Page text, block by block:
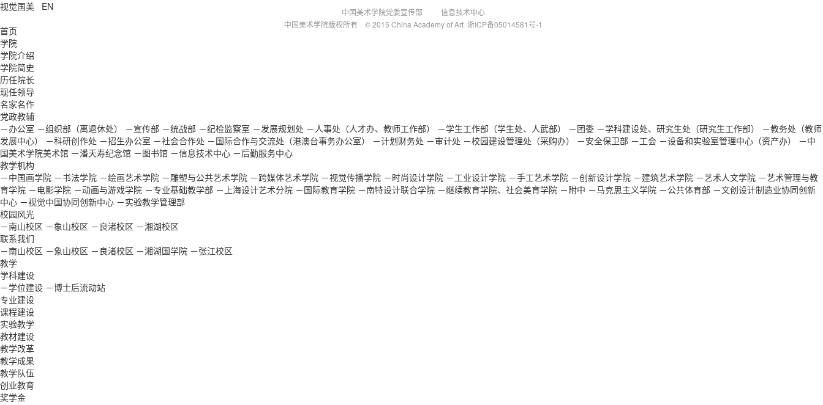
视觉国美
EN
首页
学院
学院介绍
学院简史
历任院长
现任领导
名家名作
党政教辅
－办公室 －组织部（离退休处） －宣传部 －统战部 －纪检监察室 －发展规划处 －人事处（人才办、教师工作部） －学生工作部（学生处、人武部） －团委 －学科建设处、研究生处（研究生工作部）
－教务处（教师
发展中心）
－科研创作处 －招生办公室 －社会合作处 －国际合作与交流处（港澳台事务办公室） －计划财务处 －审计处 －校园建设管理处（采购办） －安全保卫部 －工会 －设备和实验室管理中心（资产办）
－中
国美术学院美术馆 －潘天寿纪念馆 －图书馆 －信息技术中心 －后勤服务中心
教学机构
－中国画学院 －书法学院 －绘画艺术学院 －雕塑与公共艺术学院 －跨媒体艺术学院 －视觉传播学院 －时尚设计学院 －工业设计学院 －手工艺术学院 －创新设计学院 －建筑艺术学院 －艺术人文学院 －艺术管理与教
育学院 －电影学院 －动画与游戏学院 －专业基础教学部 －上海设计艺术分院 －国际教育学院 －南特设计联合学院 －继续教育学院、社会美育学院 －附中 －马克思主义学院 －公共体育部 －文创设计制造业协同创新
中心 －视觉中国协同创新中心 －实验教学管理部
校园风光
－南山校区 －象山校区 －良渚校区 －湘湖校区
联系我们
－南山校区 －象山校区 －良渚校区 －湘湖国学院 －张江校区
教学
学科建设
－学位建设 －博士后流动站
专业建设
课程建设
实验教学
教材建设
教学改革
教学成果
教学队伍
创业教育
奖学金
中国美术学院党委宣传部 信息技术中心
中国美术学院版权所有 © 2015 China Academy of Art 浙ICP备05014581号-1